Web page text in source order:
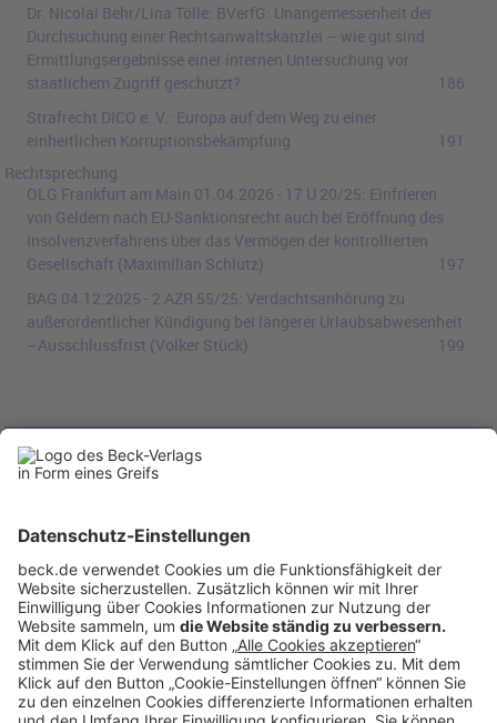
Dr. Nicolai Behr/Lina Tölle: BVerfG: Unangemessenheit der
Durchsuchung einer Rechtsanwaltskanzlei – wie gut sind
Ermittlungsergebnisse einer internen Untersuchung vor
staatlichem Zugriff geschützt?
186
Strafrecht DICO e. V.: Europa auf dem Weg zu einer
einheitlichen Korruptionsbekämpfung
191
Rechtsprechung
OLG Frankfurt am Main 01.04.2026 - 17 U 20/25: Einfrieren
von Geldern nach EU-Sanktionsrecht auch bei Eröffnung des
Insolvenzverfahrens über das Vermögen der kontrollierten
Gesellschaft (Maximilian Schlutz)
197
BAG 04.12.2025 - 2 AZR 55/25: Verdachtsanhörung zu
außerordentlicher Kündigung bei längerer Urlaubsabwesenheit
–Ausschlussfrist (Volker Stück) 199
Newsdienst Compliance
Unternehmens- und Compliance-Verantwortliche sehen sich
mittlerweile einer beeindruckenden Informationsflut an Compliance-
Informationen und Publikationen gegenüber. Daraus die für sie